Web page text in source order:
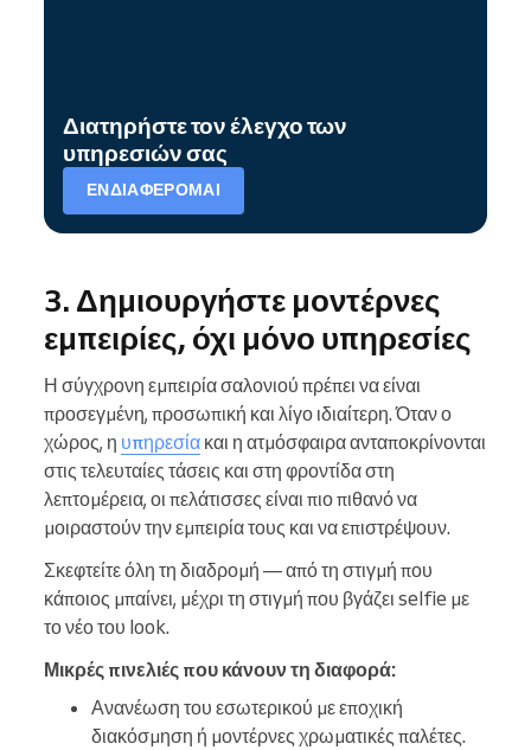
Διατηρήστε τον έλεγχο των
υπηρεσιών σας
ΕΝΔΙΑΦΈΡΟΜΑΙ
3. Δημιουργήστε μοντέρνες
εμπειρίες, όχι μόνο υπηρεσίες
Η σύγχρονη εμπειρία σαλονιού πρέπει να είναι
προσεγμένη, προσωπική και λίγο ιδιαίτερη. Όταν ο
χώρος, η υπηρεσία και η ατμόσφαιρα ανταποκρίνονται
στις τελευταίες τάσεις και στη φροντίδα στη
λεπτομέρεια, οι πελάτισσες είναι πιο πιθανό να
μοιραστούν την εμπειρία τους και να επιστρέψουν.
Σκεφτείτε όλη τη διαδρομή — από τη στιγμή που
κάποιος μπαίνει, μέχρι τη στιγμή που βγάζει selfie με
το νέο του look.
Μικρές πινελιές που κάνουν τη διαφορά:
Ανανέωση του εσωτερικού με εποχική
διακόσμηση ή μοντέρνες χρωματικές παλέτες.